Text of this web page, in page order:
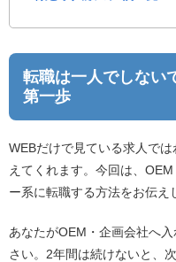
転職は一人でしない
第一歩
WEBだけで見ている求人で
えてくれます。今回は、
ー系に転職する方法をお伝え
あなたがOEM・企画会社へ入
さい。2年間は続けないと、